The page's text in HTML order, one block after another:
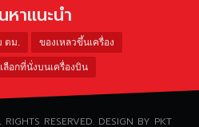
หาแนะนำ
ตม. ของเหลวขึ้นเครื่อง
ลือกที่นั่งบนเครื่องบิน
RESERVED. DESIGN BY PKT